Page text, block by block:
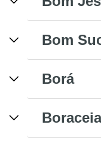
Bom
Borá
Boraceia